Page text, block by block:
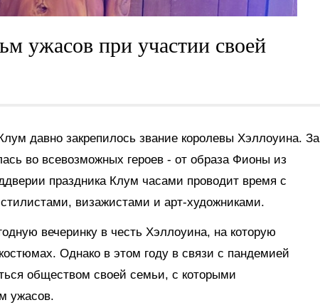
ужасов при участии своей
давно закрепилось звание королевы Хэллоуина. За
во всевозможных героев - от образа Фионы из
праздника Клум часами проводит время с
визажистами и арт-художниками.
вечеринку в честь Хэллоуина, на которую
Однако в этом году в связи с пандемией
обществом своей семьи, с которыми
ужасов.